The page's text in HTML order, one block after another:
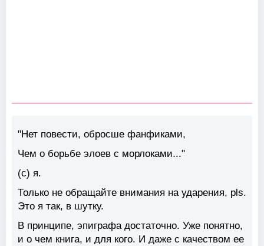
"Нет повести, обросше фанфиками,
Чем о борьбе элоев с морлоками..."
(с) я.
Только не обращайте внимания на ударения, pls.
Это я так, в шутку.
В принципе, эпиграфа достаточно. Уже понятно,
и о чем книга, и для кого. И даже с качеством ее